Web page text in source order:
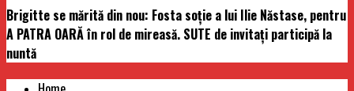
Brigitte se mărită din nou: Fosta soţie a lui Ilie Năstase, pentru
A PATRA OARĂ în rol de mireasă. SUTE de invitaţi participă la
nuntă